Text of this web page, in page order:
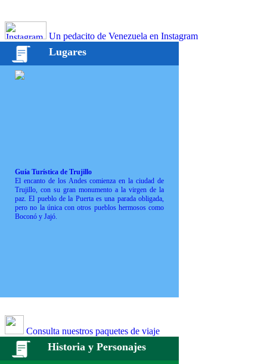
Un pedacito de Venezuela en Instagram
Lugares
Guía Turística de Trujillo
El encanto de los Andes comienza en la ciudad de
Trujillo, con su gran monumento a la virgen de la
paz. El pueblo de la Puerta es una parada obligada,
pero no la única con otros pueblos hermosos como
Boconó y Jajó.
Consulta nuestros paquetes de viaje
Historia y Personajes